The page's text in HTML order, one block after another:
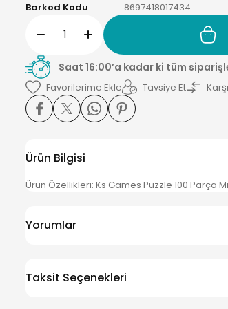
Barkod Kodu
8697418017434
Saat 16:00’a kadar ki tüm
Tavsiye Et
Ürün Bilgisi
Ürün Özellikleri: Ks Games Puzzle 100 Parça
Yorumlar
Taksit Seçenekleri